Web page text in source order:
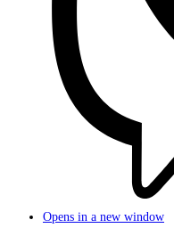
Opens in a new window